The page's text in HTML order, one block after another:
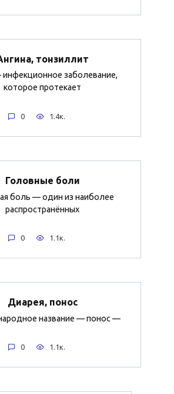
тонзиллит
инфекционное заболевание,
которое протекает
0 1.4к.
Головные боли
боль — один из наиболее
распространённых
0 1.1к.
Диарея, понос
название — понос —
0 1.1к.